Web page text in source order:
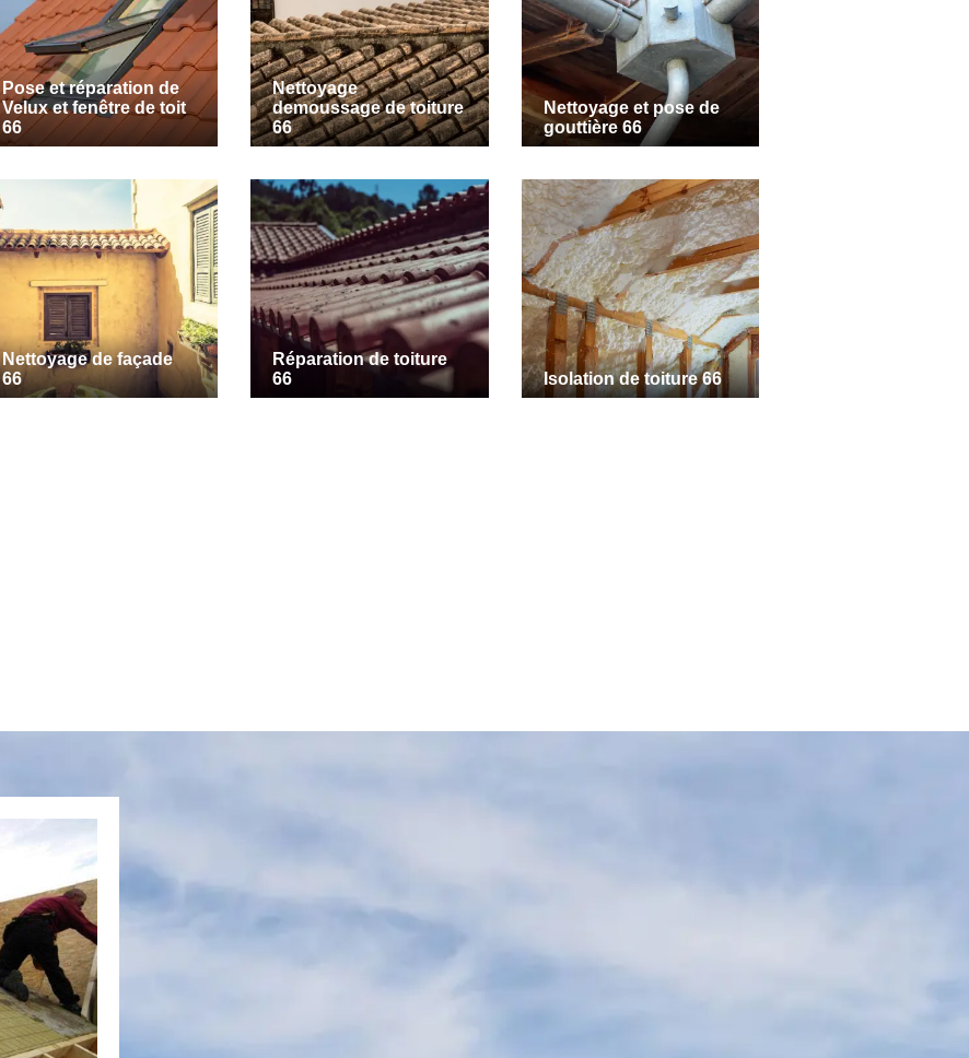
Pose et réparation de
Velux et fenêtre de toit
66
Nettoyage
demoussage de toiture
66
Nettoyage et pose de
gouttière 66
Nettoyage de façade
66
Réparation de toiture
66
Isolation de toiture 66